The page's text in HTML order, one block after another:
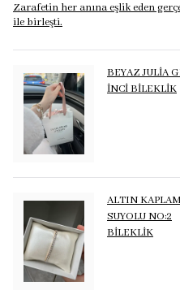
Zarafetin her anına eşlik eden
ile birleşti.
BEYAZ JULİA
İNCİ BİLEKLİK
ALTIN
SUYOLU NO:2
BİLEKLİK